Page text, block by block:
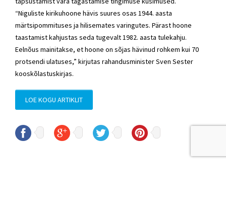
“Niguliste kirikuhoone hävis suures osas 1944. aasta
märtsipommituses ja hilisemates varingutes. Pärast hoone
taastamist kahjustas seda tugevalt 1982. aasta tulekahju.
Eelnõus mainitakse, et hoone on sõjas hävinud rohkem kui 70
protsendi ulatuses,” kirjutas rahandusminister Sven Sester
kooskõlastuskirjas.
LOE KOGU ARTIKLIT